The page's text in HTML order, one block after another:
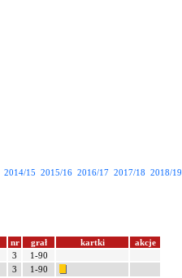
2014/15 2015/16 2016/17 2017/18 2018/19
nr grał kartki
akcje
3
1-90
3
1-90